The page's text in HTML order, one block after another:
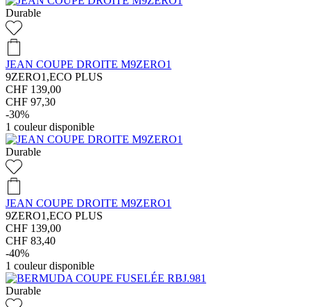
Durable
JEAN COUPE DROITE M9ZERO1
9ZERO1,ECO PLUS
CHF 139,00
CHF 97,30
-30%
1 couleur disponible
Durable
JEAN COUPE DROITE M9ZERO1
9ZERO1,ECO PLUS
CHF 139,00
CHF 83,40
-40%
1 couleur disponible
Durable